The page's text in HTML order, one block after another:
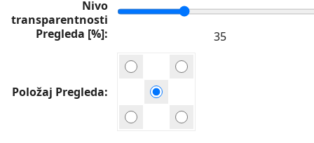
Nivo
transparentnosti
Pregleda [%]
Položaj Pregleda